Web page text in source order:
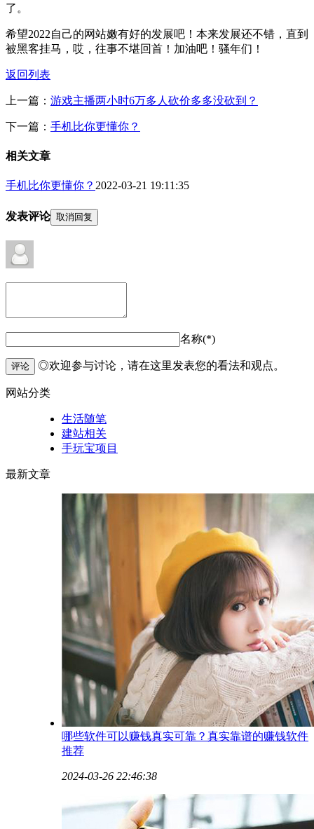
了。
希望2022自己的网站嫩有好的发展吧！本来发展还不错，直到
被黑客挂马，哎，往事不堪回首！加油吧！骚年们！
返回列表
上一篇： 游戏主播两小时6万多人砍价多多没砍到？
下一篇： 手机比你更懂你？
相关文章
手机比你更懂你？ 2022-03-21 19:11:35
发表评论 取消回复
名称(*)
评论 ◎欢迎参与讨论，请在这里发表您的看法和观点。
网站分类
生活随笔
建站相关
手玩宝项目
最新文章
哪些软件可以赚钱真实可靠？真实靠谱的赚钱软件
推荐
2024-03-26 22:46:38